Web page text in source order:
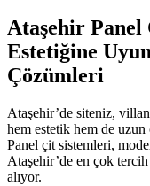
Ataşehir Panel
Estetiğine
Çözümleri
Ataşehir’de siteniz,
hem estetik hem de
Panel çit sistemleri,
Ataşehir’de en çok
alıyor.